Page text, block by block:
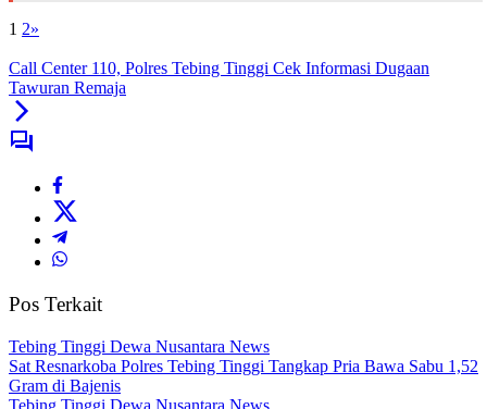
1 2»
Call Center 110, Polres Tebing Tinggi Cek Informasi Dugaan
Tawuran Remaja
Pos Terkait
Tebing Tinggi Dewa Nusantara News
Sat Resnarkoba Polres Tebing Tinggi Tangkap Pria Bawa Sabu 1,52
Gram di Bajenis
Tebing Tinggi Dewa Nusantara News